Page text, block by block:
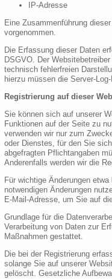
IP-Adresse
Eine Zusammenführung
vorgenommen.
Die Erfassung dieser Daten
DSGVO. Der
technisch fehlerfreien
hierzu müssen die Server-
Registrierung auf dieser
Sie können sich auf unserer
Funktionen auf der Seite zu
verwenden wir nur zum
oder Dienstes, für den Sie
abgefragten Pflichtangaben
Anderenfalls werden wir die
Für wichtige Änderungen
notwendigen Änderungen
E-Mail-Adresse, um Sie auf
Grundlage für die
Verarbeitung von Daten zur
Maßnahmen gestattet.
Die bei der Registrierung
solange Sie auf unserer
gelöscht. Gesetzliche